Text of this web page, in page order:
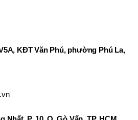
KĐT Văn Phú, phường Phú La,